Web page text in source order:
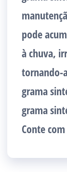
pode
à chuva,
tornando-
grama
grama
Conte